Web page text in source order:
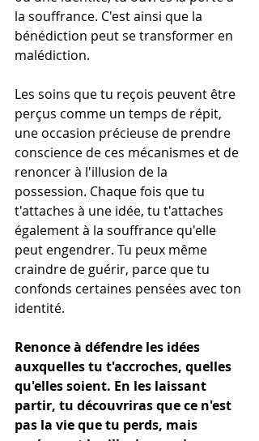
la souffrance. C'est ainsi que la
bénédiction peut se transformer en
malédiction.
Les soins que tu reçois peuvent être
perçus comme un temps de répit,
une occasion précieuse de prendre
conscience de ces mécanismes et de
renoncer à l'illusion de la
possession. Chaque fois que tu
t'attaches à une idée, tu t'attaches
également à la souffrance qu'elle
peut engendrer. Tu peux même
craindre de guérir, parce que tu
confonds certaines pensées avec ton
identité.
Renonce à défendre les idées
auxquelles tu t'accroches, quelles
qu'elles soient. En les laissant
partir, tu découvriras que ce n'est
pas la vie que tu perds, mais